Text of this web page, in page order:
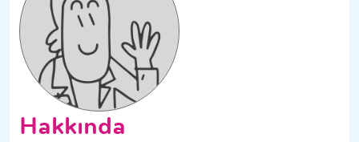
Hakkında